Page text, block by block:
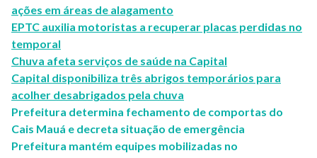
ações em áreas de alagamento
EPTC auxilia motoristas a recuperar placas perdidas no
temporal
Chuva afeta serviços de saúde na Capital
Capital disponibiliza três abrigos temporários para
acolher desabrigados pela chuva
Prefeitura determina fechamento de comportas do
Cais Mauá e decreta situação de emergência
Prefeitura mantém equipes mobilizadas no